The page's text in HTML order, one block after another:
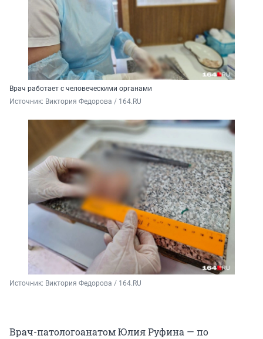
Врач работает с человеческими органами
Источник: Виктория Федорова / 164.RU
Источник: Виктория Федорова / 164.RU
Врач-патологоанатом Юлия Руфина — по